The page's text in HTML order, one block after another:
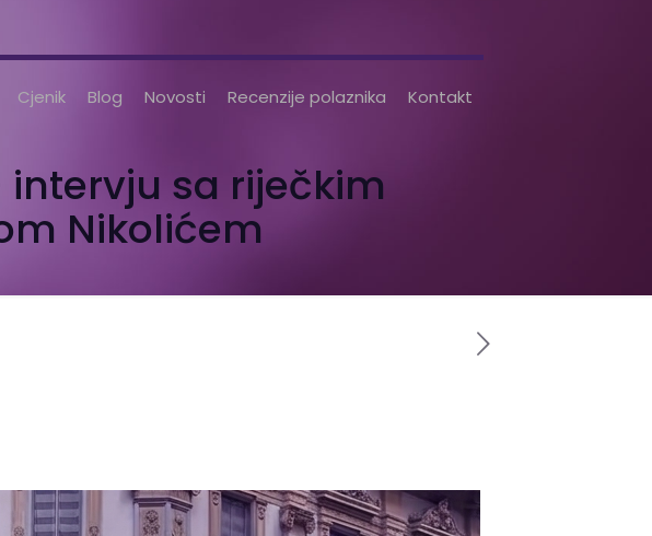
Cjenik Blog Novosti Recenzije polaznika Kontakt
intervju sa riječkim
Nikolićem